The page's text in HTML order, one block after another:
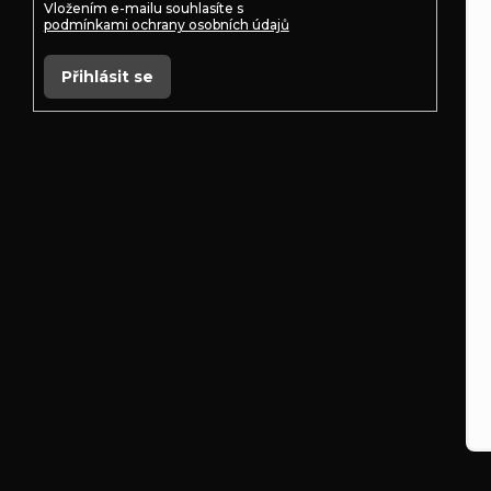
Vložením e-mailu souhlasíte s
podmínkami ochrany osobních údajů
Přihlásit se